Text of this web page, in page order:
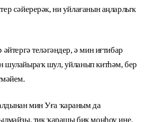
сәйерерәк, ни уйлағанын аңларлыҡ
теләгәндер, ә мин иғтибар
шулайыраҡ шул, уйланып китһәм, бер
мин Уға ҡараным да
тик ҡарашы бик моңһоу ине.